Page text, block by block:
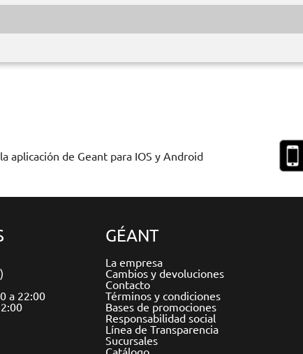
aplicación de Geant para IOS y Android
a 22:00
GÉANT
La empresa
Cambios y devoluciones
Contacto
Términos y condiciones
Bases de promociones
Responsabilidad social
Línea de Transparencia
Sucursales
Catálogo